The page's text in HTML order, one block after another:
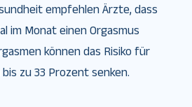
empfehlen Ärzte, dass
im Monat einen Orgasmus
können das Risiko für
zu 33 Prozent senken.